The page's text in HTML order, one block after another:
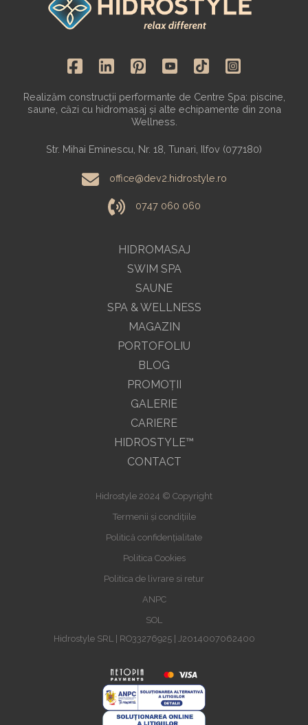
HIDROMASAJ
SWIM SPA
SAUNE
SPA & WELLNESS
MAGAZIN
Realizăm construcții performante de Centre Spa: piscine,
saune, căzi cu hidromasaj și alte echipamente din zona
Wellness.
Str. Mihai Eminescu, Nr. 18, Tunari, Ilfov (077180)
office@dev2.hidrostyle.ro
0747 060 060
PORTOFOLIU
BLOG
PROMOŢII
GALERIE
CARIERE
HIDROSTYLE™
CONTACT
Hidrostyle 2024 © Copyright
Termenii și condițiile
Politică confidențialitate
Politica Cookies
Politica de livrare si retur
ANPC
SOL
Hidrostyle SRL | RO33276925 | J2014007062400